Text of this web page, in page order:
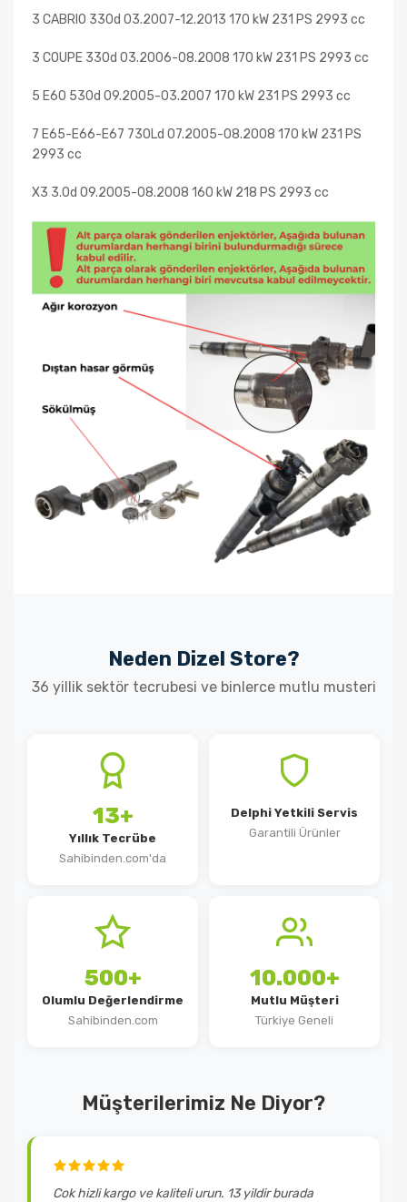
3 CABRIO 330d 03.2007-12.2013 170 kW 231 PS 2993 cc
3 COUPE 330d 03.2006-08.2008 170 kW 231 PS 2993 cc
5 E60 530d 09.2005-03.2007 170 kW 231 PS 2993 cc
7 E65-E66-E67 730Ld 07.2005-08.2008 170 kW 231 PS
2993 cc
X3 3.0d 09.2005-08.2008 160 kW 218 PS 2993 cc
Neden Dizel Store?
36 yillik sektör tecrubesi ve binlerce mutlu musteri
13+
Yıllık Tecrübe
Sahibinden.com'da
Delphi Yetkili Servis
Garantili Ürünler
500+
Olumlu Değerlendirme
Sahibinden.com
10.000+
Mutlu Müşteri
Türkiye Geneli
Müşterilerimiz Ne Diyor?
Cok hizli kargo ve kaliteli urun. 13 yildir burada